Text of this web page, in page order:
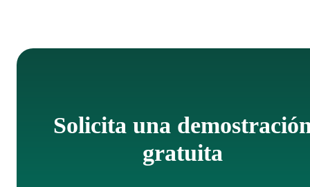
Solicita una
gratuita